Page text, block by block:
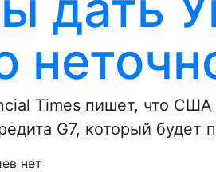
Times пишет, что
G7, который будет
нет